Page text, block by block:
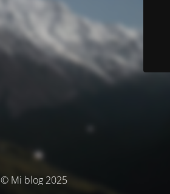
© Mi blog 2025